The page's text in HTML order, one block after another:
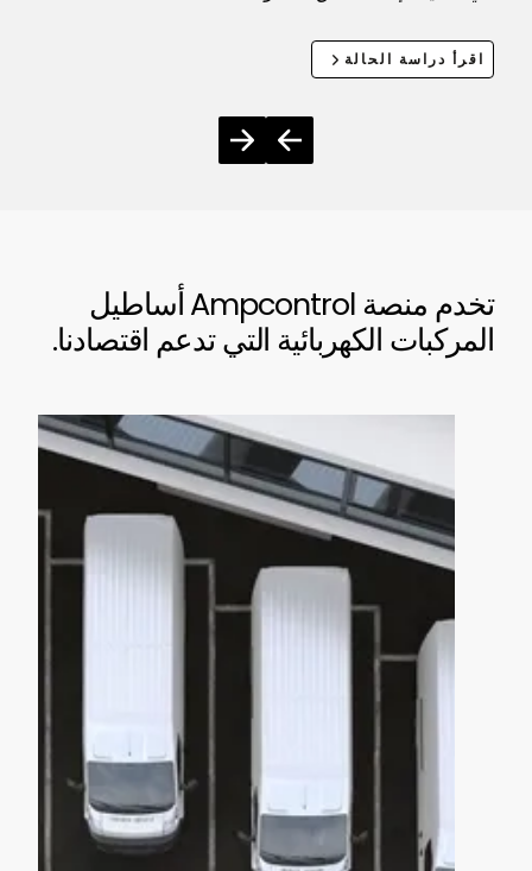
اقرأ دراسة الحالة
تخدم منصة Ampcontrol أساطيل
المركبات الكهربائية التي تدعم اقتصادنا.